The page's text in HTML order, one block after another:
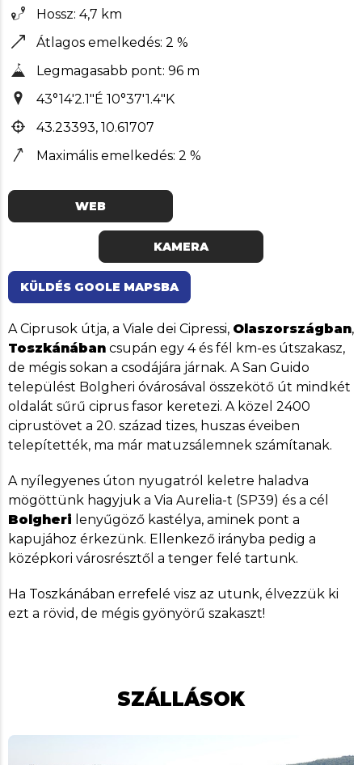
Hossz: 4,7 km
Átlagos emelkedés: 2 %
Legmagasabb pont: 96 m
43°14'2.1"É 10°37'1.4"K
43.23393, 10.61707
Maximális emelkedés: 2 %
WEB
KAMERA
KÜLDÉS GOOLE MAPSBA
A Ciprusok útja, a Viale dei Cipressi, Olaszországban,
Toszkánában csupán egy 4 és fél km-es útszakasz,
de mégis sokan a csodájára járnak. A San Guido
települést Bolgheri óvárosával összekötő út mindkét
oldalát sűrű ciprus fasor keretezi. A közel 2400
ciprustövet a 20. század tizes, huszas éveiben
telepítették, ma már matuzsálemnek számítanak.
A nyílegyenes úton nyugatról keletre haladva
mögöttünk hagyjuk a Via Aurelia-t (SP39) és a cél
Bolgheri lenyűgöző kastélya, aminek pont a
kapujához érkezünk. Ellenkező irányba pedig a
középkori városrésztől a tenger felé tartunk.
Ha Toszkánában errefelé visz az utunk, élvezzük ki
ezt a rövid, de mégis gyönyörű szakaszt!
SZÁLLÁSOK